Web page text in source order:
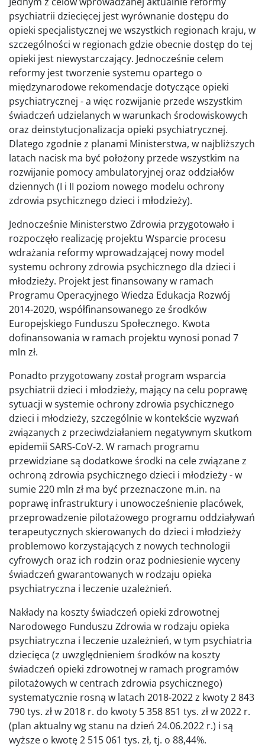
psychiatrii dziecięcej jest wyrównanie dostępu do
opieki specjalistycznej we wszystkich regionach kraju, w
szczególności w regionach gdzie obecnie dostęp do tej
opieki jest niewystarczający. Jednocześnie celem
reformy jest tworzenie systemu opartego o
międzynarodowe rekomendacje dotyczące opieki
psychiatrycznej - a więc rozwijanie przede wszystkim
świadczeń udzielanych w warunkach środowiskowych
oraz deinstytucjonalizacja opieki psychiatrycznej.
Dlatego zgodnie z planami Ministerstwa, w najbliższych
latach nacisk ma być położony przede wszystkim na
rozwijanie pomocy ambulatoryjnej oraz oddziałów
dziennych (I i II poziom nowego modelu ochrony
zdrowia psychicznego dzieci i młodzieży).
Jednocześnie Ministerstwo Zdrowia przygotowało i
rozpoczęło realizację projektu Wsparcie procesu
wdrażania reformy wprowadzającej nowy model
systemu ochrony zdrowia psychicznego dla dzieci i
młodzieży. Projekt jest finansowany w ramach
Programu Operacyjnego Wiedza Edukacja Rozwój
2014-2020, współfinansowanego ze środków
Europejskiego Funduszu Społecznego. Kwota
dofinansowania w ramach projektu wynosi ponad 7
mln zł.
Ponadto przygotowany został program wsparcia
psychiatrii dzieci i młodzieży, mający na celu poprawę
sytuacji w systemie ochrony zdrowia psychicznego
dzieci i młodzieży, szczególnie w kontekście wyzwań
związanych z przeciwdziałaniem negatywnym skutkom
epidemii SARS-CoV-2. W ramach programu
przewidziane są dodatkowe środki na cele związane z
ochroną zdrowia psychicznego dzieci i młodzieży - w
sumie 220 mln zł ma być przeznaczone m.in. na
poprawę infrastruktury i unowocześnienie placówek,
przeprowadzenie pilotażowego programu oddziaływań
terapeutycznych skierowanych do dzieci i młodzieży
problemowo korzystających z nowych technologii
cyfrowych oraz ich rodzin oraz podniesienie wyceny
świadczeń gwarantowanych w rodzaju opieka
psychiatryczna i leczenie uzależnień.
Nakłady na koszty świadczeń opieki zdrowotnej
Narodowego Funduszu Zdrowia w rodzaju opieka
psychiatryczna i leczenie uzależnień, w tym psychiatria
dziecięca (z uwzględnieniem środków na koszty
świadczeń opieki zdrowotnej w ramach programów
pilotażowych w centrach zdrowia psychicznego)
systematycznie rosną w latach 2018-2022 z kwoty 2 843
790 tys. zł w 2018 r. do kwoty 5 358 851 tys. zł w 2022 r.
(plan aktualny wg stanu na dzień 24.06.2022 r.) i są
wyższe o kwotę 2 515 061 tys. zł, tj. o 88,44%.